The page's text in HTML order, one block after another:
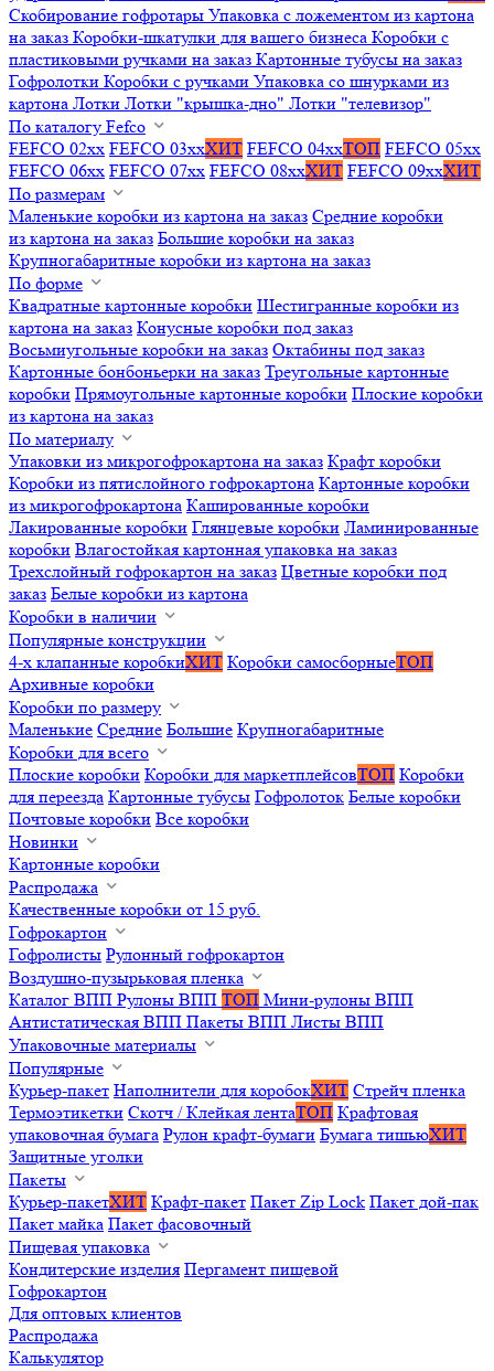
Скобирование гофротары Упаковка с ложементом из картона
на заказ Коробки-шкатулки для вашего бизнеса Коробки с
пластиковыми ручками на заказ Картонные тубусы на заказ
Гофролотки Коробки с ручками Упаковка со шнурками из
картона Лотки Лотки "крышка-дно" Лотки "телевизор"
По каталогу Fefco
FEFCO 02xx FEFCO 03xxХИТ FEFCO 04xxТОП FEFCO 05xx
FEFCO 06xx FEFCO 07xx FEFCO 08xxХИТ FEFCO 09xxХИТ
По размерам
Маленькие коробки из картона на заказ Средние коробки
из картона на заказ Большие коробки на заказ
Крупногабаритные коробки из картона на заказ
По форме
Квадратные картонные коробки Шестигранные коробки из
картона на заказ Конусные коробки под заказ
Восьмиугольные коробки на заказ Октабины под заказ
Картонные бонбоньерки на заказ Треугольные картонные
коробки Прямоугольные картонные коробки Плоские коробки
из картона на заказ
По материалу
Упаковки из микрогофрокартона на заказ Крафт коробки
Коробки из пятислойного гофрокартона Картонные коробки
из микрогофрокартона Кашированные коробки
Лакированные коробки Глянцевые коробки Ламинированные
коробки Влагостойкая картонная упаковка на заказ
Трехслойный гофрокартон на заказ Цветные коробки под
заказ Белые коробки из картона
Коробки в наличии
Популярные конструкции
4-х клапанные коробкиХИТ Коробки самосборныеТОП
Архивные коробки
Коробки по размеру
Маленькие Средние Большие Крупногабаритные
Коробки для всего
Плоские коробки Коробки для маркетплейсовТОП Коробки
для переезда Картонные тубусы Гофролоток Белые коробки
Почтовые коробки Все коробки
Новинки
Картонные коробки
Распродажа
Качественные коробки от 15 руб.
Гофрокартон
Гофролисты Рулонный гофрокартон
Воздушно-пузырьковая пленка
Каталог ВПП Рулоны ВПП ТОП Мини-рулоны ВПП
Антистатическая ВПП Пакеты ВПП Листы ВПП
Упаковочные материалы
Популярные
Курьер-пакет Наполнители для коробокХИТ Стрейч пленка
Термоэтикетки Скотч / Клейкая лентаТОП Крафтовая
упаковочная бумага Рулон крафт-бумаги Бумага тишьюХИТ
Защитные уголки
Пакеты
Курьер-пакетХИТ Крафт-пакет Пакет Zip Lock Пакет дой-пак
Пакет майка Пакет фасовочный
Пищевая упаковка
Кондитерские изделия Пергамент пищевой
Гофрокартон
Для оптовых клиентов
Распродажа
Калькулятор